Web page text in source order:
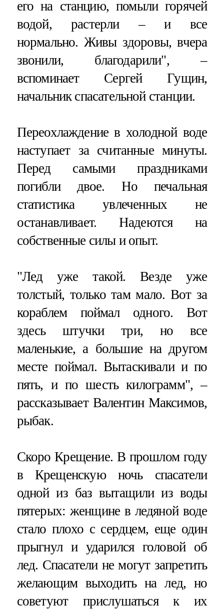
его на станцию, помыли горячей
водой, растерли – и все
нормально. Живы здоровы, вчера
звонили, благодарили", –
вспоминает Сергей Гущин,
начальник спасательной станции.
Переохлаждение в холодной воде
наступает за считанные минуты.
Перед самыми праздниками
погибли двое. Но печальная
статистика увлеченных не
останавливает. Надеются на
собственные силы и опыт.
"Лед уже такой. Везде уже
толстый, только там мало. Вот за
кораблем поймал одного. Вот
здесь штучки три, но все
маленькие, а большие на другом
месте поймал. Вытаскивали и по
пять, и по шесть килограмм", –
рассказывает Валентин Максимов,
рыбак.
Скоро Крещение. В прошлом году
в Крещенскую ночь спасатели
одной из баз вытащили из воды
пятерых: женщине в ледяной воде
стало плохо с сердцем, еще один
прыгнул и ударился головой об
лед. Спасатели не могут запретить
желающим выходить на лед, но
советуют прислушаться к их